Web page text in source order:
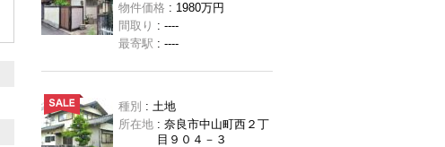
物件価格 : 1980万円
間取り : ----
最寄駅 : ----
種別 : 土地
所在地 : 奈良市中山町西２丁
目９０４－３